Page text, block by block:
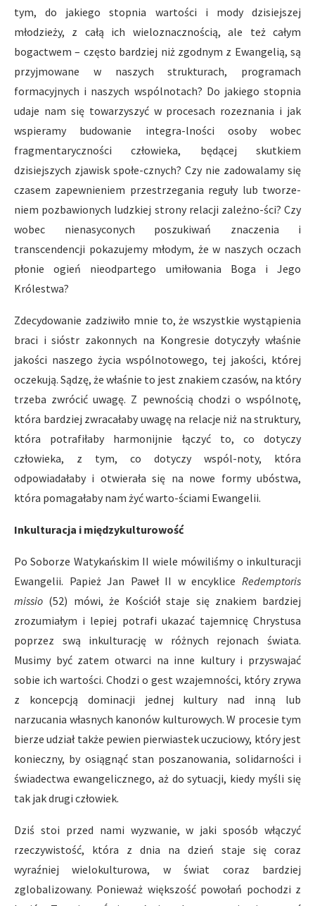
tym, do jakiego stopnia wartości i mody dzisiejszej
młodzieży, z całą ich wieloznacznością, ale też całym
bogactwem – często bardziej niż zgodnym z Ewangelią, są
przyjmowane w naszych strukturach, programach
formacyjnych i naszych wspólnotach? Do jakiego stopnia
udaje nam się towarzyszyć w procesach rozeznania i jak
wspieramy budowanie integra-lności osoby wobec
fragmentaryczności człowieka, będącej skutkiem
dzisiejszych zjawisk społe-cznych? Czy nie zadowalamy się
czasem zapewnieniem przestrzegania reguły lub tworze-
niem pozbawionych ludzkiej strony relacji zależno-ści? Czy
wobec nienasyconych poszukiwań znaczenia i
transcendencji pokazujemy młodym, że w naszych oczach
płonie ogień nieodpartego umiłowania Boga i Jego
Królestwa?
Zdecydowanie zadziwiło mnie to, że wszystkie wystąpienia
braci i sióstr zakonnych na Kongresie dotyczyły właśnie
jakości naszego życia wspólnotowego, tej jakości, której
oczekują. Sądzę, że właśnie to jest znakiem czasów, na który
trzeba zwrócić uwagę. Z pewnością chodzi o wspólnotę,
która bardziej zwracałaby uwagę na relacje niż na struktury,
która potrafiłaby harmonijnie łączyć to, co dotyczy
człowieka, z tym, co dotyczy wspól-noty, która
odpowiadałaby i otwierała się na nowe formy ubóstwa,
która pomagałaby nam żyć warto-ściami Ewangelii.
Inkulturacja i międzykulturowość
Po Soborze Watykańskim II wiele mówiliśmy o inkulturacji
Ewangelii. Papież Jan Paweł II w encyklice Redemptoris
missio (52) mówi, że Kościół staje się znakiem bardziej
zrozumiałym i lepiej potrafi ukazać tajemnicę Chrystusa
poprzez swą inkulturację w różnych rejonach świata.
Musimy być zatem otwarci na inne kultury i przyswajać
sobie ich wartości. Chodzi o gest wzajemności, który zrywa
z koncepcją dominacji jednej kultury nad inną lub
narzucania własnych kanonów kulturowych. W procesie tym
bierze udział także pewien pierwiastek uczuciowy, który jest
konieczny, by osiągnąć stan poszanowania, solidarności i
świadectwa ewangelicznego, aż do sytuacji, kiedy myśli się
tak jak drugi człowiek.
Dziś stoi przed nami wyzwanie, w jaki sposób włączyć
rzeczywistość, która z dnia na dzień staje się coraz
wyraźniej wielokulturowa, w świat coraz bardziej
zglobalizowany. Ponieważ większość powołań pochodzi z